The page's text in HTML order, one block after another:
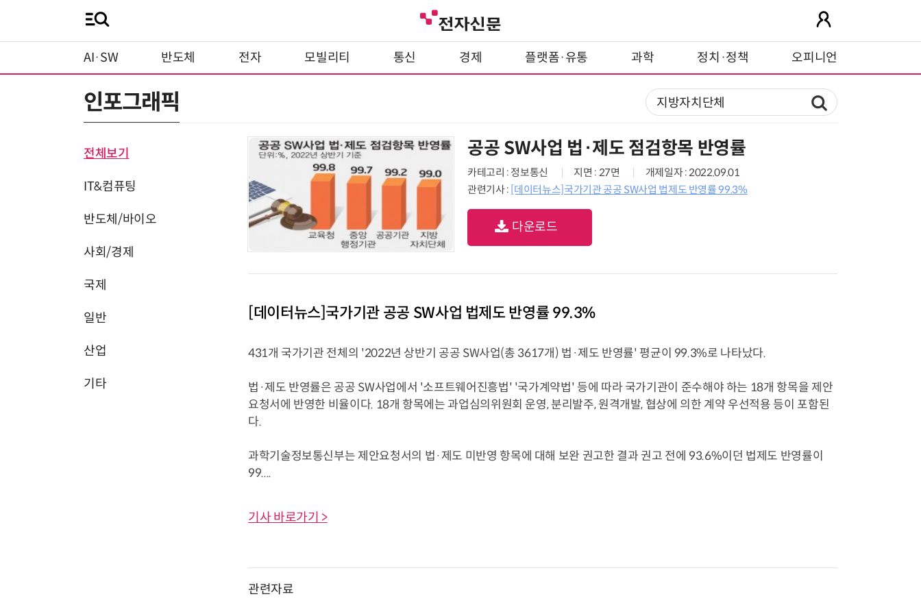
AI·SW 반도체 전자 모빌리티 통신 경제 플랫폼·유통 과학 정치·정책 오피니언
인포그래픽
전체보기
IT&컴퓨팅
반도체/바이오
사회/경제
국제
일반
산업
기타
공공 SW사업 법·제도 점검항목 반영률
카테고리 : 정보통신 지면 : 27면
개제일자 : 2022.09.01
관련기사 : [데이터뉴스]국가기관 공공 SW사업 법제도 반영률 99.3%
다운로드
[데이터뉴스]국가기관 공공 SW사업 법제도 반영률 99.3%
431개 국가기관 전체의 '2022년 상반기 공공 SW사업(총 3617개) 법·제도 반영률' 평균이 99.3%로 나타났다.
법·제도 반영률은 공공 SW사업에서 '소프트웨어진흥법' '국가계약법' 등에 따라 국가기관이 준수해야 하는 18개 항목을 제안
요청서에 반영한 비율이다. 18개 항목에는 과업심의위원회 운영, 분리발주, 원격개발, 협상에 의한 계약 우선적용 등이 포함된
다.
과학기술정보통신부는 제안요청서의 법·제도 미반영 항목에 대해 보완 권고한 결과 권고 전에 93.6%이던 법제도 반영률이
99....
기사 바로가기 >
관련자료